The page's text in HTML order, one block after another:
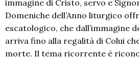
immagine di Cristo, servo e
Domeniche dell’Anno liturgico
escatologico, che dall’immagine
arriva fino alla regalità di Colui
morte. Il tema ricorrente è